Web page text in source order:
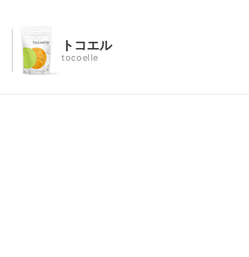
トコエル
tocoelle